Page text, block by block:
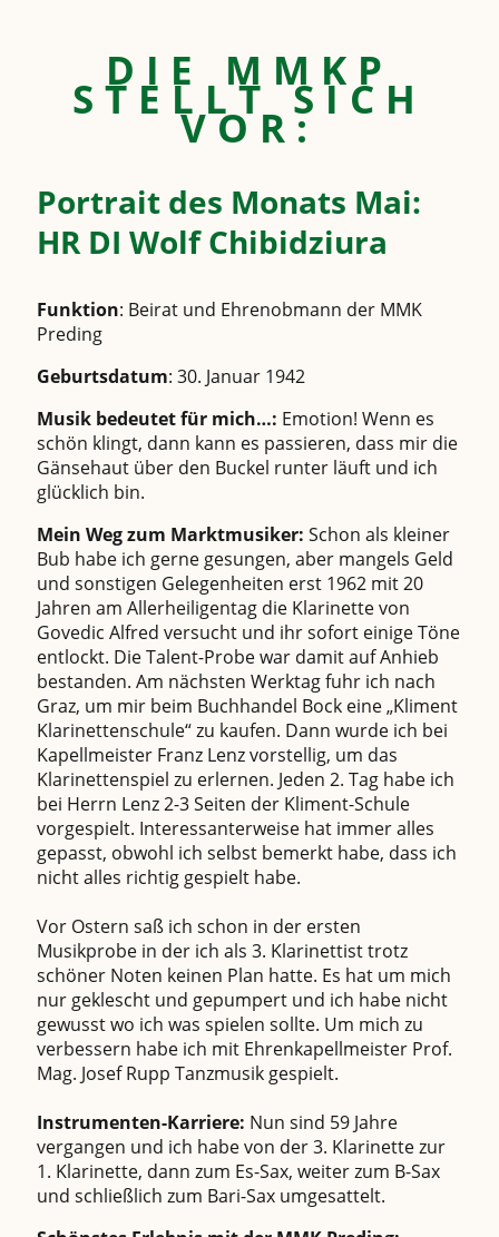
DIE MMKP
STELLT SICH
VOR:
Portrait des Monats Mai:
HR DI Wolf Chibidziura
Funktion: Beirat und Ehrenobmann der MMK
Preding
Geburtsdatum: 30. Januar 1942
Musik bedeutet für mich…: Emotion! Wenn es
schön klingt, dann kann es passieren, dass mir die
Gänsehaut über den Buckel runter läuft und ich
glücklich bin.
Mein Weg zum Marktmusiker: Schon als kleiner
Bub habe ich gerne gesungen, aber mangels Geld
und sonstigen Gelegenheiten erst 1962 mit 20
Jahren am Allerheiligentag die Klarinette von
Govedic Alfred versucht und ihr sofort einige Töne
entlockt. Die Talent-Probe war damit auf Anhieb
bestanden. Am nächsten Werktag fuhr ich nach
Graz, um mir beim Buchhandel Bock eine „Kliment
Klarinettenschule“ zu kaufen. Dann wurde ich bei
Kapellmeister Franz Lenz vorstellig, um das
Klarinettenspiel zu erlernen. Jeden 2. Tag habe ich
bei Herrn Lenz 2-3 Seiten der Kliment-Schule
vorgespielt. Interessanterweise hat immer alles
gepasst, obwohl ich selbst bemerkt habe, dass ich
nicht alles richtig gespielt habe.
Vor Ostern saß ich schon in der ersten
Musikprobe in der ich als 3. Klarinettist trotz
schöner Noten keinen Plan hatte. Es hat um mich
nur geklescht und gepumpert und ich habe nicht
gewusst wo ich was spielen sollte. Um mich zu
verbessern habe ich mit Ehrenkapellmeister Prof.
Mag. Josef Rupp Tanzmusik gespielt.
Instrumenten-Karriere: Nun sind 59 Jahre
vergangen und ich habe von der 3. Klarinette zur
1. Klarinette, dann zum Es-Sax, weiter zum B-Sax
und schließlich zum Bari-Sax umgesattelt.